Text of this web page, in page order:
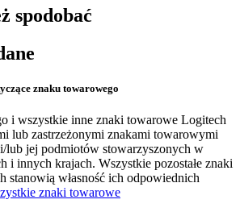
spodobać
znaku towarowego
i wszystkie inne znaki towarowe Logitech
lub zastrzeżonymi znakami towarowymi
lub jej podmiotów stowarzyszonych w
i innych krajach. Wszystkie pozostałe znaki
stanowią własność ich odpowiednich
znaki towarowe